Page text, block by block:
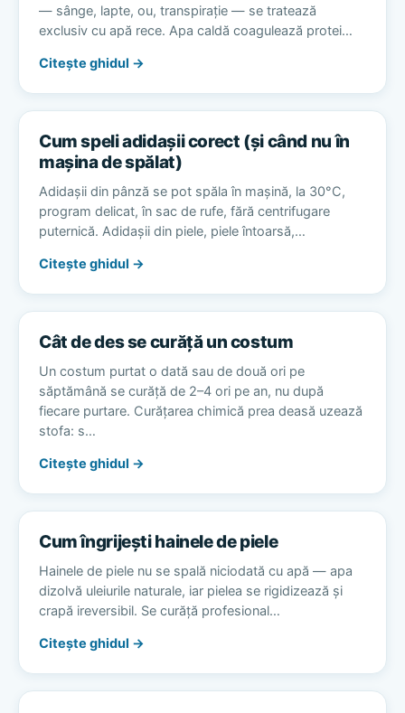
— sânge, lapte, ou, transpirație — se tratează
exclusiv cu apă rece. Apa caldă coagulează protei…
Citește ghidul →
Cum speli adidașii corect (și când nu în
mașina de spălat)
Adidașii din pânză se pot spăla în mașină, la 30°C,
program delicat, în sac de rufe, fără centrifugare
puternică. Adidașii din piele, piele întoarsă,…
Citește ghidul →
Cât de des se curăță un costum
Un costum purtat o dată sau de două ori pe
săptămână se curăță de 2–4 ori pe an, nu după
fiecare purtare. Curățarea chimică prea deasă uzează
stofa: s…
Citește ghidul →
Cum îngrijești hainele de piele
Hainele de piele nu se spală niciodată cu apă — apa
dizolvă uleiurile naturale, iar pielea se rigidizează și
crapă ireversibil. Se curăță profesional…
Citește ghidul →